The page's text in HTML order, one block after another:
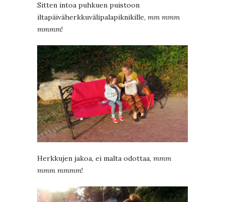
Sitten intoa puhkuen puistoon
iltapäiväherkkuvälipalapiknikille, mm mmm
mmmm!
Herkkujen jakoa, ei malta odottaa, mmm
mmm mmmm!